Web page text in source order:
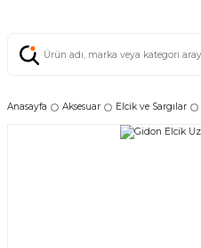
Anasayfa Aksesuar Elcik ve Sargılar